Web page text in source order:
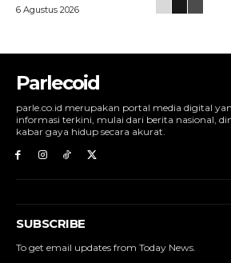
6 Agustus 2026
Parlecoid
parle.co.id merupakan portal media digital
informasi terkini, mulai dari berita nasional,
kabar gaya hidup secara akurat.
SUBSCRIBE
To get email updates from Today News.